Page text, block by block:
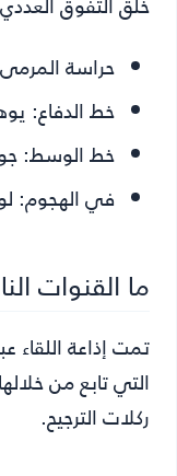
حراسة
خط الدفاع:
خط الوسط:
في الهجوم:
ما القنوات
التي تابع من
ركلات الترجيح.